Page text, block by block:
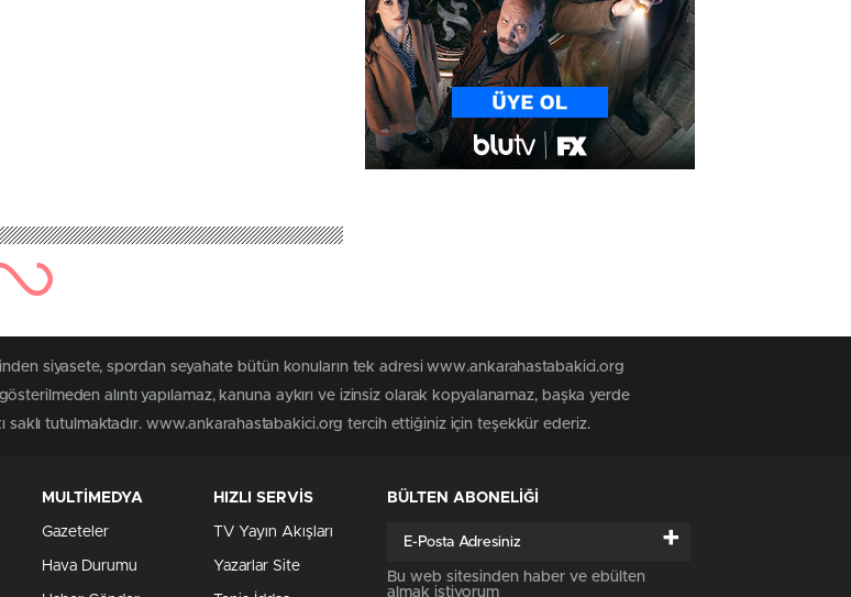
siyasete, spordan seyahate bütün konuların tek adresi www.ankarahastabakici.org
alıntı yapılamaz, kanuna aykırı ve izinsiz olarak kopyalanamaz, başka yerde
saklı tutulmaktadır. www.ankarahastabakici.org tercih ettiğiniz için teşekkür ederiz.
MULTİMEDYA
Gazeteler
Hava Durumu
HIZLI SERVİS
TV Yayın Akışları
Yazarlar Site
BÜLTEN ABONELİĞİ
+
Bu web sitesinden haber ve ebülten
almak istiyorum